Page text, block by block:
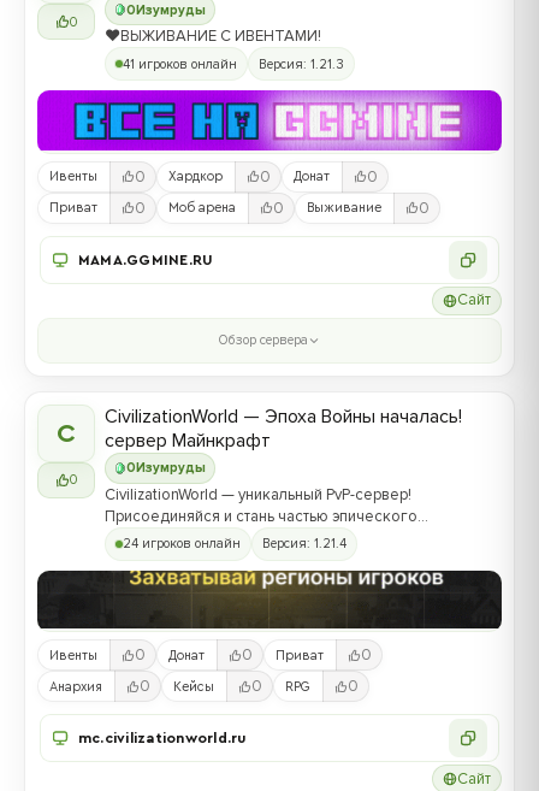
0
0Изумруды
❤️ВЫЖИВАНИЕ С ИВЕНТАМИ!
41 игроков онлайн Версия: 1.21.3
Ивенты 0 Хардкор 0 Донат 0
Приват 0 Моб арена 0 Выживание 0
MAMA.GGMINE.RU
Сайт
Обзор сервера
C
0
0 Изумруды
CivilizationWorld — Эпоха Войны началась!
сервер Майнкрафт
CivilizationWorld — уникальный PvP-сервер!
Присоединяйся и стань частью эпического
противостояния между Альвами и Йотунами!
24 игроков онлайн Версия: 1.21.4
Ивенты 0 Донат 0 Приват 0
Анархия 0 Кейсы 0 RPG 0
mc.civilizationworld.ru
Сайт